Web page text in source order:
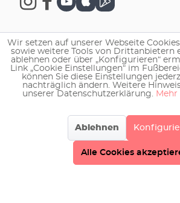
Copyright © 2026 EHEIM GmbH & Co. KG.
Wir setzen auf unserer Webseite
sowie weitere Tools von Drittanbietern
ablehnen oder über „Konfigurieren“
Link „Cookie Einstellungen“ im
können Sie diese Einstellungen
nachträglich ändern. Weitere
unserer Datenschutzerklärung. Mehr
Ablehnen
Alle Cookies